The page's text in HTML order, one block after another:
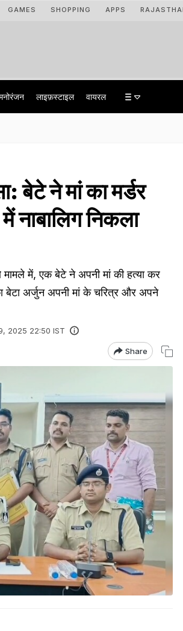
GAMES SHOPPING APPS
लाइफ़स्टाइल वायरल
बेटे ने मां का मर्डर
निकला
में, एक बेटे ने अपनी मां की हत्या कर
बेटा अर्जुन अपनी मां के चरित्र और अपने
2025 22:50 IST
Share